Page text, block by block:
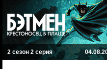
2 сезон 2 серия